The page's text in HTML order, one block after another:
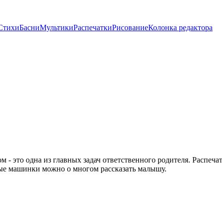
БасниМультикиРаспечаткиРисованиеКолонка редактора
одна из главных задач ответственного родителя.
машинки можно о многом рассказать малышу.